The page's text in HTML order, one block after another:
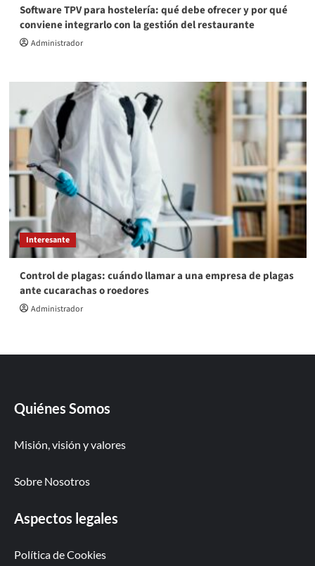
Software TPV para hostelería: qué debe ofrecer y por qué
conviene integrarlo con la gestión del restaurante
Administrador
Interesante
Control de plagas: cuándo llamar a una empresa de plagas
ante cucarachas o roedores
Administrador
Quiénes Somos
Misión, visión y valores
Sobre Nosotros
Aspectos legales
Política de Cookies